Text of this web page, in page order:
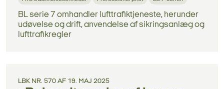
BL serie 7 omhandler lufttrafiktjeneste, herunder
udøvelse og drift, anvendelse af sikringsanlæg og
lufttrafikregler
LBK NR. 570 AF 19. MAJ 2025